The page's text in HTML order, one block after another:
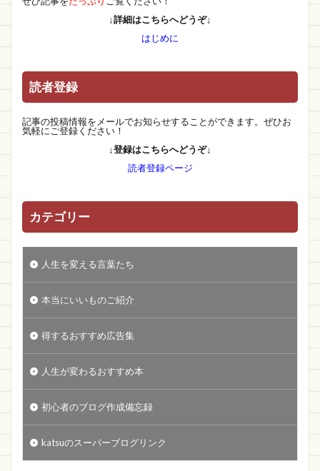
↓詳細はこちらへどうぞ↓
はじめに
読者登録
記事の投稿情報をメールでお知らせすることができます。ぜひお
気軽にご登録ください！
↓登録はこちらへどうぞ↓
読者登録ページ
カテゴリー
人生を変える言葉たち
本当にいいものご紹介
得するおすすめ広告集
人生が変わるおすすめ本
初心者のブログ作成備忘録
katsuのスーパーブログリンク